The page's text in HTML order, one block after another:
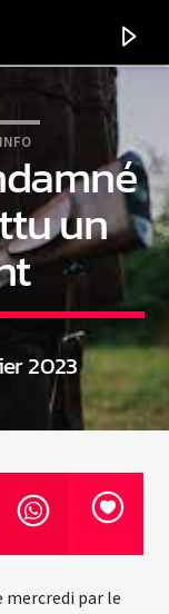
un
2023
mercredi par le